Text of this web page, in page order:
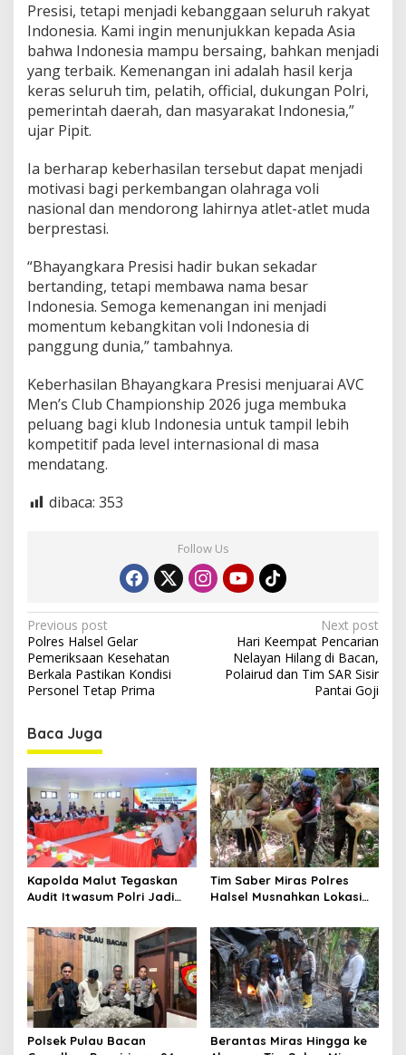
Presisi, tetapi menjadi kebanggaan seluruh rakyat
Indonesia. Kami ingin menunjukkan kepada Asia
bahwa Indonesia mampu bersaing, bahkan menjadi
yang terbaik. Kemenangan ini adalah hasil kerja
keras seluruh tim, pelatih, official, dukungan Polri,
pemerintah daerah, dan masyarakat Indonesia,”
ujar Pipit.
Ia berharap keberhasilan tersebut dapat menjadi
motivasi bagi perkembangan olahraga voli
nasional dan mendorong lahirnya atlet-atlet muda
berprestasi.
“Bhayangkara Presisi hadir bukan sekadar
bertanding, tetapi membawa nama besar
Indonesia. Semoga kemenangan ini menjadi
momentum kebangkitan voli Indonesia di
panggung dunia,” tambahnya.
Keberhasilan Bhayangkara Presisi menjuarai AVC
Men’s Club Championship 2026 juga membuka
peluang bagi klub Indonesia untuk tampil lebih
kompetitif pada level internasional di masa
mendatang.
dibaca: 353
Follow Us
P
o
s
t
n
a
v
i
g
a
t
i
o
n
Previous post
Polres Halsel Gelar
Pemeriksaan Kesehatan
Berkala Pastikan Kondisi
Personel Tetap Prima
Next post
Hari Keempat Pencarian
Nelayan Hilang di Bacan,
Polairud dan Tim SAR Sisir
Pantai Goji
Baca Juga
Kapolda Malut Tegaskan
Audit Itwasum Polri Jadi
Akuntabilitas dan Kinerja
Tim Saber Miras Polres
Halsel Musnahkan Lokasi
Desa Sawadai
Polsek Pulau Bacan
Berantas Miras Hingga ke